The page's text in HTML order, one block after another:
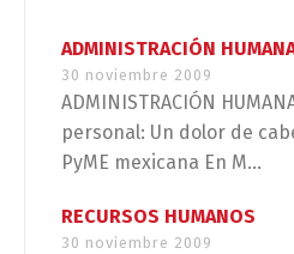
ADMINISTRACIÓN
30 noviembre 2009
ADMINISTRACIÓN
personal: Un dolor de
PyME mexicana En M...
RECURSOS HUMANOS
30 noviembre 2009